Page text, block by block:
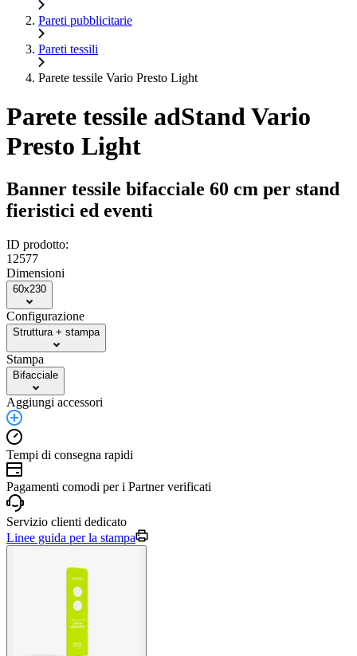
Pareti pubblicitarie
Pareti tessili
Parete tessile Vario Presto Light
Parete tessile adStand Vario
Presto Light
Banner tessile bifacciale 60 cm per stand
fieristici ed eventi
ID prodotto:
12577
Dimensioni
60x230
Configurazione
Struttura + stampa
Stampa
Bifacciale
Aggiungi accessori
Tempi di consegna rapidi
Pagamenti comodi per i Partner verificati
Servizio clienti dedicato
Linee guida per la stampa